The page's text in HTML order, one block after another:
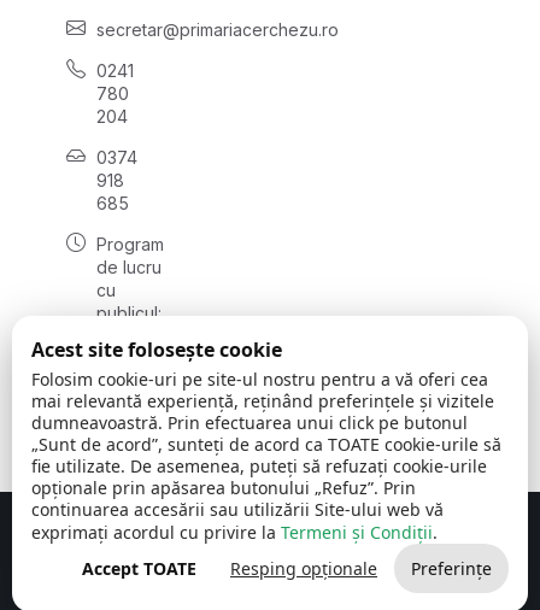
secretar@primariacerchezu.ro
0241
780
204
0374
918
685
Program
de lucru
cu
publicul:
08:00 -
16:30
, vineri:
08:00 -
14:00
Comuna Cerchezu © 2026Toate drepturile rezervate
Concept realizat de Big Media Relații Publice SRL
Acest site folosește cookie
Folosim cookie-uri pe site-ul nostru pentru a vă oferi cea
mai relevantă experiență, reținând preferințele și vizitele
dumneavoastră. Prin efectuarea unui click pe butonul
„Sunt de acord”, sunteți de acord ca TOATE cookie-urile să
fie utilizate. De asemenea, puteți să refuzați cookie-urile
opționale prin apăsarea butonului „Refuz”. Prin
continuarea accesării sau utilizării Site-ului web vă
exprimați acordul cu privire la Termeni și Condiții.
Accept TOATE
Resping opționale Preferințe